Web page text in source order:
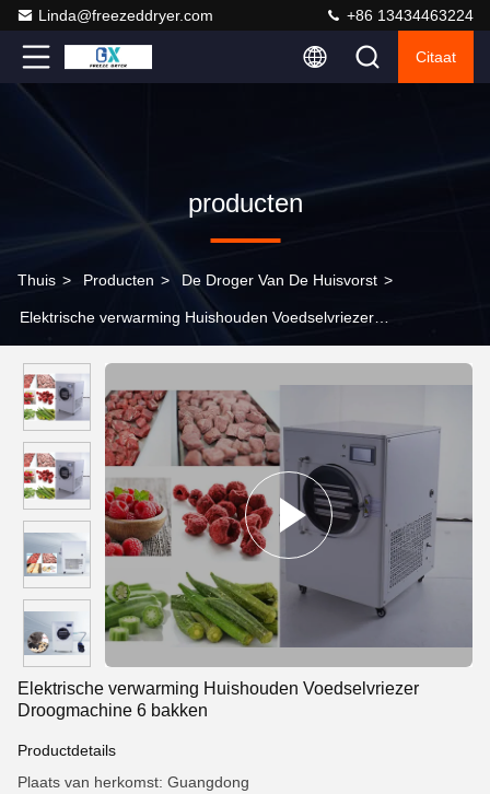
Linda@freezeddryer.com +86 13434463224
Citaat
producten
Thuis > Producten > De Droger Van De Huisvorst >
Elektrische verwarming Huishouden Voedselvriezer
Elektrische verwarming Huishouden Voedselvriezer
Droogmachine 6 bakken
Productdetails
Plaats van herkomst: Guangdong